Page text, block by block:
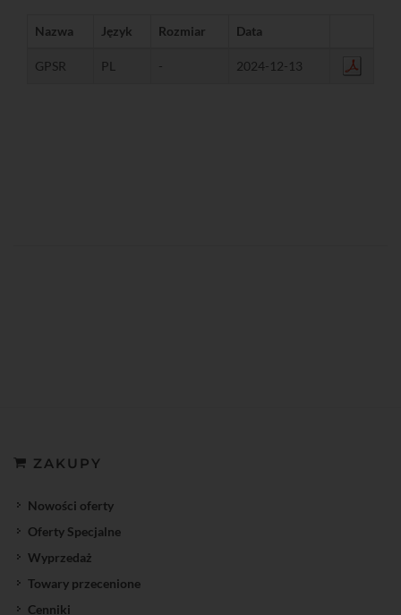
Nazwa Język Rozmiar Data
GPSR PL - 2024-12-13
ZAKUPY
Nowości oferty
Oferty Specjalne
Wyprzedaż
Towary przecenione
Cenniki